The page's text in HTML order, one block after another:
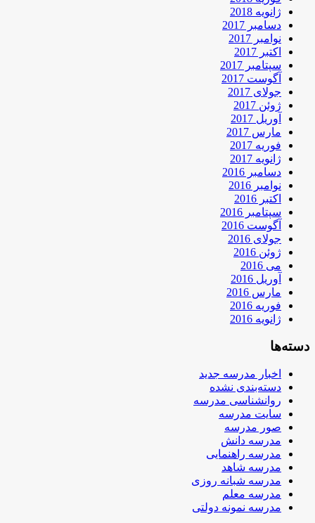
ژانویه 2018
دسامبر 2017
نوامبر 2017
اکتبر 2017
سپتامبر 2017
آگوست 2017
جولای 2017
ژوئن 2017
آوریل 2017
مارس 2017
فوریه 2017
ژانویه 2017
دسامبر 2016
نوامبر 2016
اکتبر 2016
سپتامبر 2016
آگوست 2016
جولای 2016
ژوئن 2016
می 2016
آوریل 2016
مارس 2016
فوریه 2016
ژانویه 2016
دسته‌ها
اخبار مدرسه جدید
دسته‌بندی نشده
روانشناسی مدرسه
سایت مدرسه
صور مدرسه
مدرسه دانش
مدرسه راهنمایی
مدرسه شاهد
مدرسه شبانه روزی
مدرسه معلم
مدرسه نمونه دولتی